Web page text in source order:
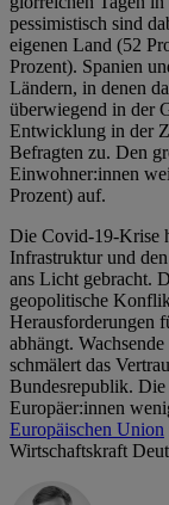
pessimistisch sind
eigenen Land (52
Prozent). Spanien
Ländern, in denen
überwiegend in der
Entwicklung in der
Befragten zu. Den
Einwohner:innen
Prozent) auf.
Die Covid-19-Krise
Infrastruktur und
ans Licht gebracht.
geopolitische
Herausforderungen
abhängt.
schmälert das
Bundesrepublik. Die
Europäer:innen
Europäischen Union
Wirtschaftskraft